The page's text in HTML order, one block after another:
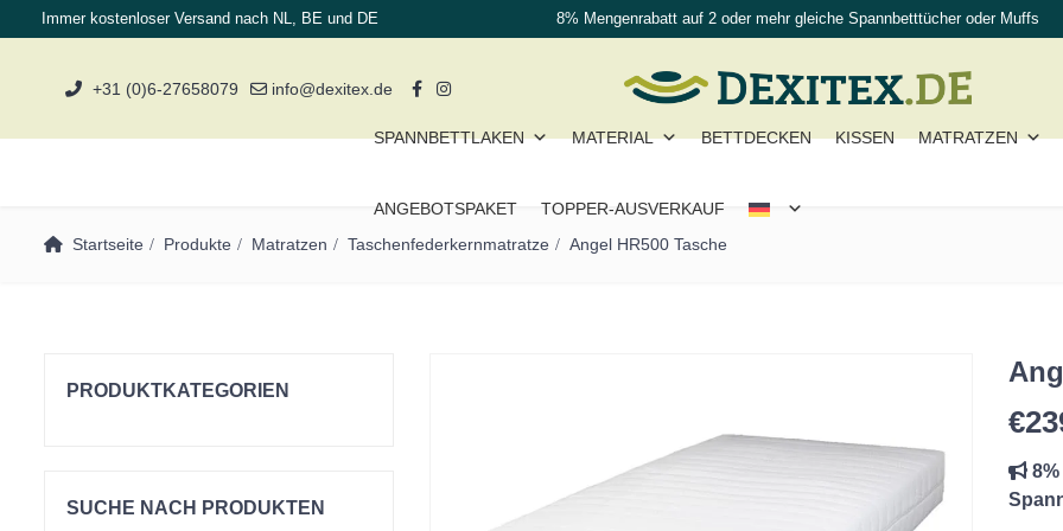
Immer kostenloser Versand nach NL, BE und DE 8% Mengenrabatt auf 2 oder mehr gleiche Spannbetttücher oder Muffs
+31 (0)6-27658079 info@dexitex.de
SPANNBETTLAKEN MATERIAL BETTDECKEN KISSEN MATRATZEN
ANGEBOTSPAKET
TOPPER-AUSVERKAUF
Startseite
Produkte Matratzen Taschenfederkernmatratze Angel HR500 Tasche
€
8%
PRODUKTKATEGORIEN
SUCHE NACH PRODUKTEN